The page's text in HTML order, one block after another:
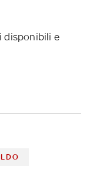
disponibili e